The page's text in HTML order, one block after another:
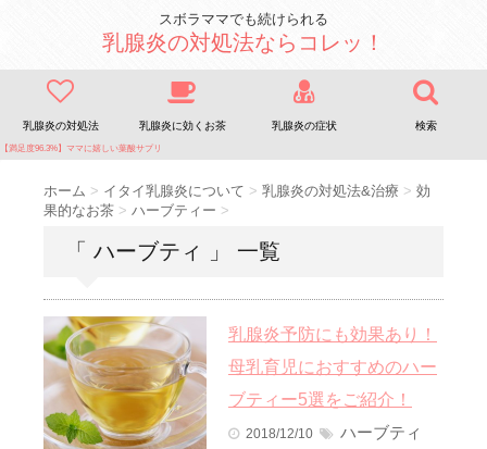
スボラママでも続けられる
乳腺炎の対処法ならコレッ！
乳腺炎の対処法 乳腺炎に効くお茶 乳腺炎の症状 検索
【満足度96.3%】ママに嬉しい葉酸サプリ
ホーム > イタイ乳腺炎について > 乳腺炎の対処法&治療 > 効
果的なお茶 > ハーブティー >
「 ハーブティ 」 一覧
乳腺炎予防にも効果あり！
母乳育児におすすめのハー
ブティー5選をご紹介！
2018/12/10
ハーブティ